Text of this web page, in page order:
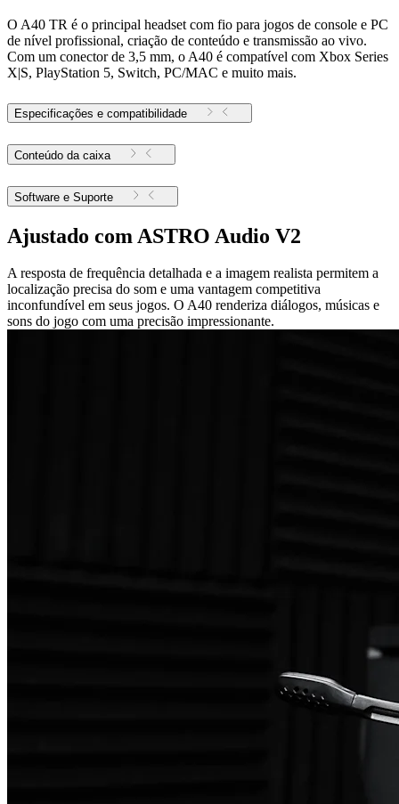
O A40 TR é o principal headset com fio para jogos de console e PC
de nível profissional, criação de conteúdo e transmissão ao vivo.
Com um conector de 3,5 mm, o A40 é compatível com Xbox Series
X|S, PlayStation 5, Switch, PC/MAC e muito mais.
Especificações e compatibilidade
Conteúdo da caixa
Software e Suporte
Ajustado com ASTRO Audio V2
A resposta de frequência detalhada e a imagem realista permitem a
localização precisa do som e uma vantagem competitiva
inconfundível em seus jogos. O A40 renderiza diálogos, músicas e
sons do jogo com uma precisão impressionante.